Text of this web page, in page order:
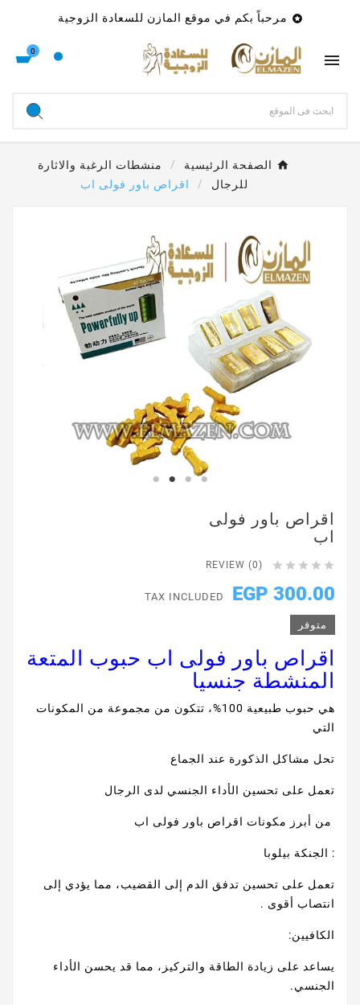
 مرحباً بكم في موقع المازن للسعادة الزوجية

0
الصفحة الرئيسية
منشطات الرغبة والاثارة
للرجال
اقراص باور فولى اب
اقراص باور فولى
اب





REVIEW (0)
300.00 EGP
TAX INCLUDED
متوفر
اقراص باور فولى اب حبوب المتعة
المنشطة جنسيا
هي حبوب طبيعية 100%، تتكون من مجموعة من المكونات
التي
تحل مشاكل الذكورة عند الجماع
تعمل على تحسين الأداء الجنسي لدى الرجال
من أبرز مكونات اقراص باور فولى اب
: الجنكة بيلوبا
تعمل على تحسين تدفق الدم إلى القضيب، مما يؤدي إلى
انتصاب أقوى .
الكافيين:
يساعد على زيادة الطاقة والتركيز، مما قد يحسن الأداء
الجنسي.